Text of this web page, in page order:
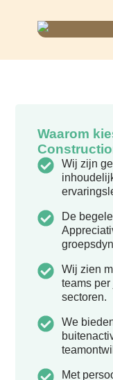
Waarom
Wij zijn
De
Wij zien
teams
sectoren.
We
Met